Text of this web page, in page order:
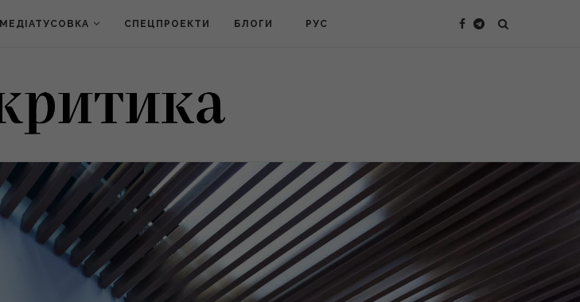
МЕДІАТУСОВКА СПЕЦПРОЕКТИ БЛОГИ РУС